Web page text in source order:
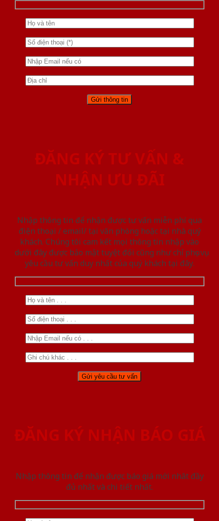
ĐĂNG KÝ TƯ VẤN &
NHẬN ƯU ĐÃI
Nhập thông tin để nhận được tư vấn miễn phí qua
điện thoại / email/ tại văn phòng hoặc tại nhà quý
khách. Chúng tôi cam kết mọi thông tin nhập vào
dưới đây được bảo mật tuyệt đối cũng như chỉ phục vụ
yêu cầu tư vấn duy nhất của quý khách tại đây.
ĐĂNG KÝ NHẬN BÁO GIÁ
Nhập thông tin để nhận được báo giá mới nhât đầy
đủ nhất và chi tiết nhất.